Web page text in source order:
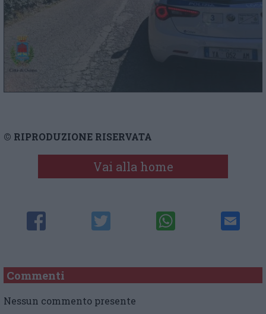
© RIPRODUZIONE RISERVATA
Vai alla home
Commenti
Nessun commento presente